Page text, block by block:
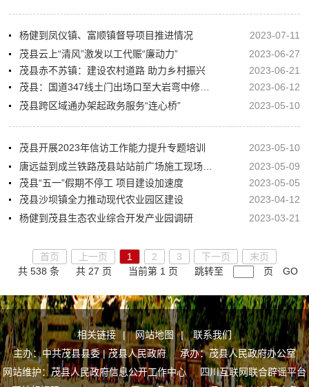
杨健到凤仪镇、富顺镇督导项目推进情况
2023-07-11
茂县云上“清风”激发以工代赈“廉动力”
2023-06-27
茂县赤不苏镇：建设农村道路 助力乡村振兴
2023-06-21
2023-06-12
茂县跨区域通办架起政务服务“连心桥”
2023-05-10
茂县开展2023年信访工作能力提升专题培训
2023-05-10
2023-05-09
茂县“五一”假期不停工 项目建设加速度
2023-05-05
茂县沙坝镇全力推动现代农业园区建设
2023-04-12
杨健到茂县生态农业综合开发产业园调研
2023-03-21
首页 上一页 1 2 3 下一页
末页
共 538 条
共 27 页 当前第 1 页 跳转至 页 GO
相关链接 | 网站地图 |
联系我们
主办：中共茂县县委 | 茂县人民政府 承办：茂县人民政府办公室
网站维护：茂县人民政府信息公开工作中心四川互联网联合辟谣平台